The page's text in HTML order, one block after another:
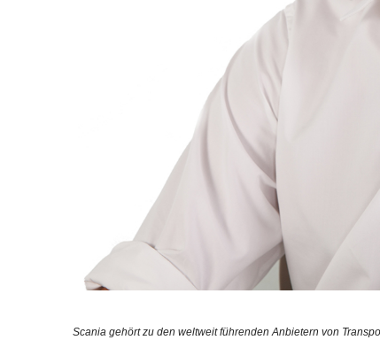
Scania gehört zu den weltweit führenden Anbietern von